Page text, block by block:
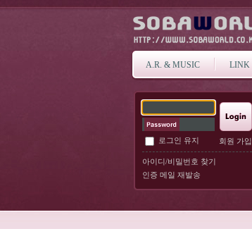
A.R. & MUSIC LINK
로그인 유지 회원 가입
아이디/비밀번호 찾기
인증 메일 재발송